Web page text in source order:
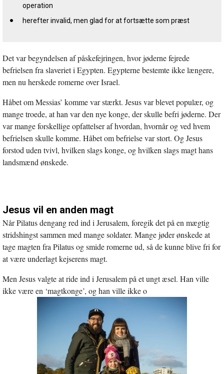
operation
herefter invalid, men glad for at fortsætte som præst
Det var begyndelsen af påskefejringen, hvor jøderne fejrede
befrielsen fra slaveriet i Egypten. Egypterne bestemte ikke længere,
men nu herskede romerne over Israel.
Håbet om Messias’ komme var stærkt. Jesus var blevet populær, og
mange troede, at han var den nye konge, der skulle befri jøderne. Der
var mange forskellige opfattelser af hvordan, hvornår og ved hvem
befrielsen skulle komme. Håbet om befrielse var stort. Og Jesus
forstod uden tvivl, hvilken slags konge, og hvilken slags magt hans
landsmænd ønskede.
Jesus vil en anden magt
Når Pilatus dengang red ind i Jerusalem, foregik det på en mægtig
stridshingst sammen med mange soldater. Mange jøder ønskede at
tage magten fra Pilatus og smide romerne ud, så de kunne blive fri for
at være underlagt kejserens magt.
Men Jesus valgte at ride ind i Jerusalem på et ungt æsel. Han ville
ikke være en ‘magtkonge’, og han ville ikke o